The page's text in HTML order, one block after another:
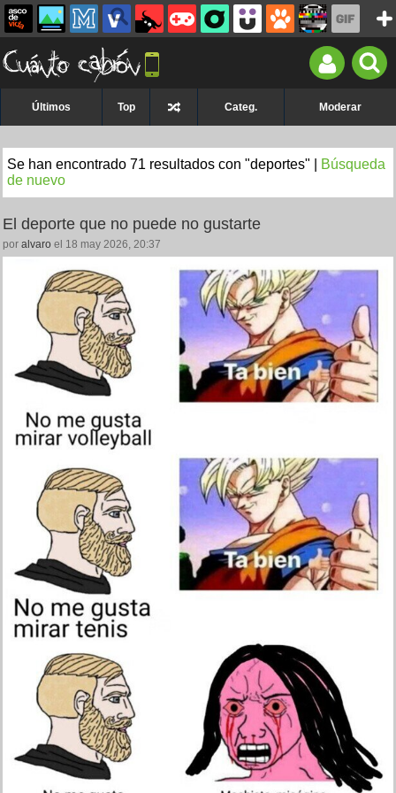
Últimos Top Categ. Moderar
Se han encontrado 71 resultados con "deportes" |
Búsqueda
de nuevo
El deporte que no puede no gustarte
por alvaro el 18 may 2026, 20:37